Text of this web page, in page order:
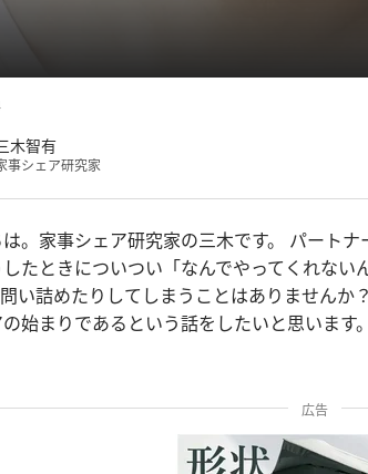
木智有
事シェア研究家
。家事シェア研究家の三木です。 パート
たときについつい「なんでやってくれない
い詰めたりしてしまうことはありませんか
始まりであるという話をしたいと思います。
広告